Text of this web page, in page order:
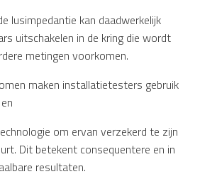
lusimpedantie kan daadwerkelijk
uitschakelen in de kring die wordt
metingen voorkomen.
maken installatietesters gebruik
om ervan verzekerd te zijn
Dit betekent consequentere en in
resultaten.